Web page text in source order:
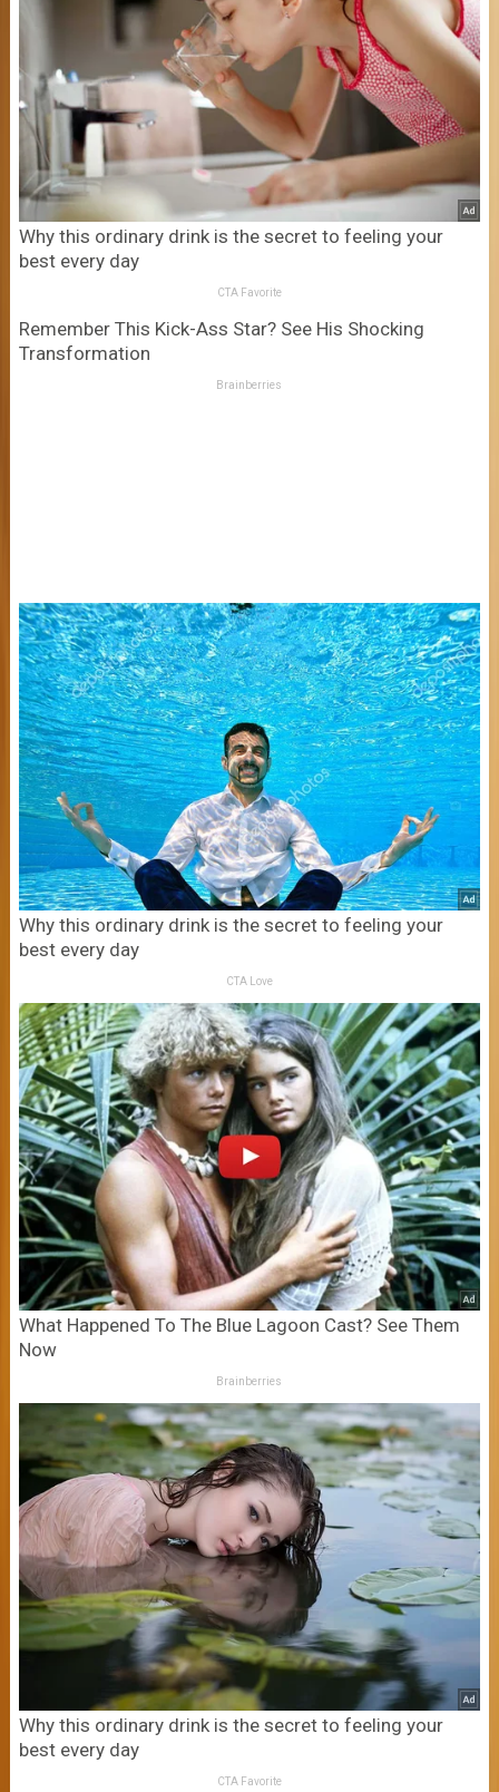
Why this ordinary drink is the secret to feeling your
best every day
CTA Favorite
Remember This Kick-Ass Star? See His Shocking
Transformation
Brainberries
Why this ordinary drink is the secret to feeling your
best every day
CTA Love
What Happened To The Blue Lagoon Cast? See Them
Now
Brainberries
Why this ordinary drink is the secret to feeling your
best every day
CTA Favorite